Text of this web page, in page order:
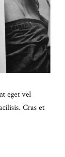
eget vel
Cras et